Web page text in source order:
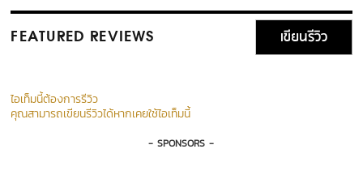
FEATURED REVIEWS เขียนรีวิว
ไอเท็มนี้ต้องการรีวิว
คุณสามารถเขียนรีวิวได้หากเคยใช้ไอเท็มนี้
- SPONSORS -